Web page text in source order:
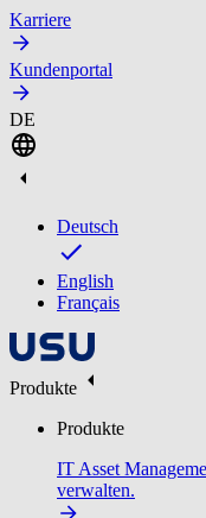
Karriere
Kundenportal
DE
Deutsch
English
Français
Produkte
Produkte
IT Asset
verwalten.